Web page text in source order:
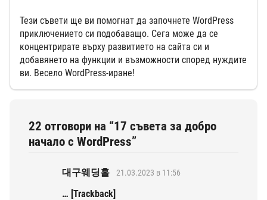
Тези съвети ще ви помогнат да започнете WordPress
приключението си подобаващо. Сега може да се
концентрирате върху развитието на сайта си и
добавянето на функции и възможности според нуждите
ви. Весело WordPress-иране!
22 отговори на “17 съвета за добро
начало с WordPress”
대구웨딩홀 21.03.2023 в 11:56
… [Trackback]